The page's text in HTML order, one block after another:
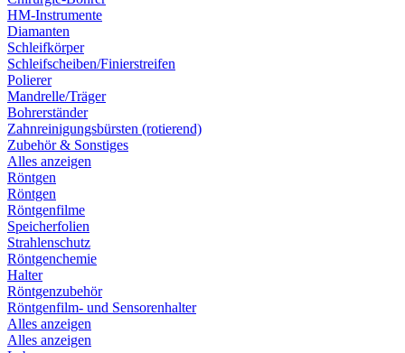
HM-Instrumente
Diamanten
Schleifkörper
Schleifscheiben/Finierstreifen
Polierer
Mandrelle/Träger
Bohrerständer
Zahnreinigungsbürsten (rotierend)
Zubehör & Sonstiges
Alles anzeigen
Röntgen
Röntgen
Röntgenfilme
Speicherfolien
Strahlenschutz
Röntgenchemie
Halter
Röntgenzubehör
Röntgenfilm- und Sensorenhalter
Alles anzeigen
Alles anzeigen